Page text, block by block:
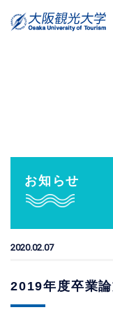
お知らせ
2020.02.07
2019年度卒業